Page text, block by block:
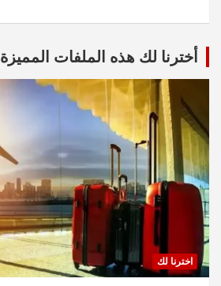
أخترنا لك هذه الملفات المميزة
اخترنا لك